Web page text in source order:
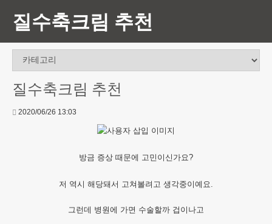
질수축크림 추천
질수축크림 추천
2020/06/26 13:03
방금 증상 때문에 고민이신가요?
저 역시 해당돼서 고쳐볼려고 생각중이예요.
그런데 병원에 가면 수술할까 겁이나고